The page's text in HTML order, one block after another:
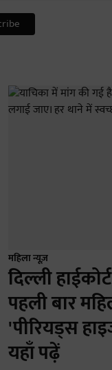
महिला न्यूज़
दिल्ली
पहली बार
'पीरियड्स
यहाँ पढ़ें